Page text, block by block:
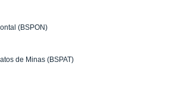
(BSPON)
de Minas (BSPAT)